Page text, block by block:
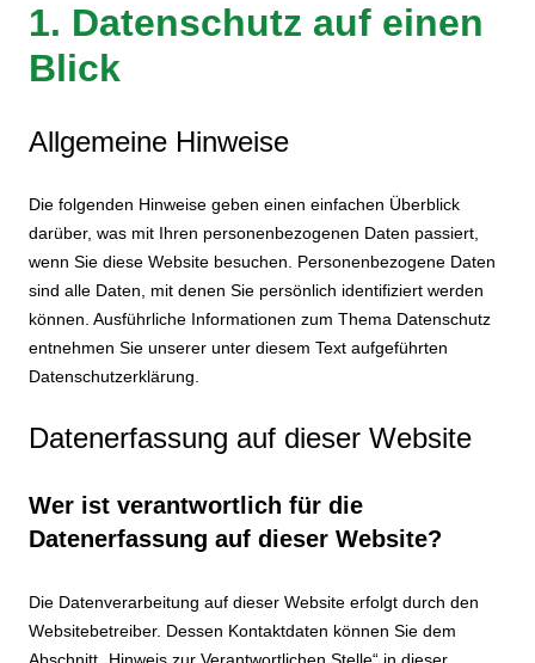
1. Datenschutz auf einen
Blick
Allgemeine Hinweise
Die folgenden Hinweise geben einen einfachen Überblick
darüber, was mit Ihren personenbezogenen Daten passiert,
wenn Sie diese Website besuchen. Personenbezogene Daten
sind alle Daten, mit denen Sie persönlich identifiziert werden
können. Ausführliche Informationen zum Thema Datenschutz
entnehmen Sie unserer unter diesem Text aufgeführten
Datenschutzerklärung.
Datenerfassung auf dieser Website
Wer ist verantwortlich für die
Datenerfassung auf dieser Website?
Die Datenverarbeitung auf dieser Website erfolgt durch den
Websitebetreiber. Dessen Kontaktdaten können Sie dem